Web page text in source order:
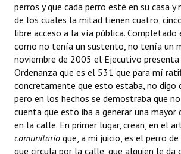
perros y que cada perro esté en su casa
de los cuales la mitad tienen cuatro,
libre acceso a la vía pública. Completado
como no tenía un sustento, no tenía un
noviembre de 2005 el Ejecutivo
Ordenanza que es el 531 que para mí
concretamente que esto estaba, no digo
pero en los hechos se demostraba que
cuenta que esto iba a generar una mayor
en la calle. En primer lugar, crean, en el
comunitario que, a mi juicio, es el perro
que circula por la calle, que alguien le da